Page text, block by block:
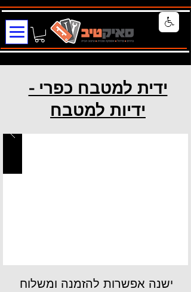
ידית למטבח כפרי -
ידיות למטבח
ישנה אפשרות להזמנה ומשלוח